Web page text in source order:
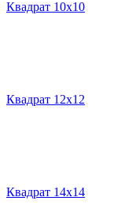
Квадрат 10х10
Квадрат 12х12
Квадрат 14х14